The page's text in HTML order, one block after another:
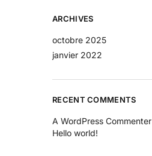
ARCHIVES
octobre 2025
janvier 2022
RECENT COMMENTS
A WordPress Commenter
Hello world!